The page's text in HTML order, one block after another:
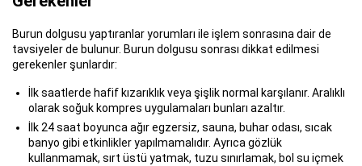
Burun dolgusu yaptıranlar yorumları ile işlem sonrasına dair de
tavsiyeler de bulunur. Burun dolgusu sonrası dikkat edilmesi
gerekenler şunlardır:
İlk saatlerde hafif kızarıklık veya şişlik normal karşılanır. Aralıklı
olarak soğuk kompres uygulamaları bunları azaltır.
İlk 24 saat boyunca ağır egzersiz, sauna, buhar odası, sıcak
banyo gibi etkinlikler yapılmamalıdır. Ayrıca gözlük
kullanmamak, sırt üstü yatmak, tuzu sınırlamak, bol su içmek